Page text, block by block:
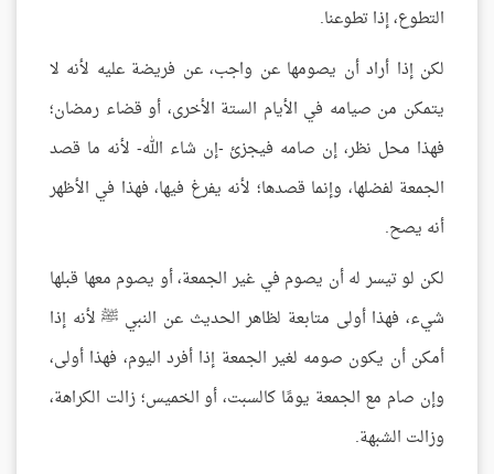
التطوع، إذا تطوعنا.
لكن إذا أراد أن يصومها عن واجب، عن فريضة عليه لأنه لا
يتمكن من صيامه في الأيام الستة الأخرى، أو قضاء رمضان؛
فهذا محل نظر، إن صامه فيجزئ -إن شاء الله- لأنه ما قصد
الجمعة لفضلها، وإنما قصدها؛ لأنه يفرغ فيها، فهذا في الأظهر
أنه يصح.
لكن لو تيسر له أن يصوم في غير الجمعة، أو يصوم معها قبلها
شيء، فهذا أولى متابعة لظاهر الحديث عن النبي ﷺ لأنه إذا
أمكن أن يكون صومه لغير الجمعة إذا أفرد اليوم، فهذا أولى،
وإن صام مع الجمعة يومًا كالسبت، أو الخميس؛ زالت الكراهة،
وزالت الشبهة.